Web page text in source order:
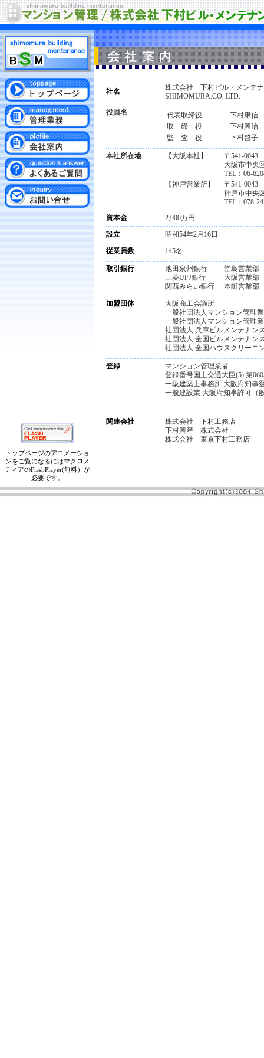
社名
株式会社 下村ビル・メンテ
SHIMOMURA.CO,.LTD.
役員名
代表取締役
下村康信
取 締 役
下村興治
監 査 役
下村啓子
本社所在地 【大阪本社】
〒541-0043
大阪市中央
TEL：06-
【神戸営業所】
〒541-0043
神戸市中央
TEL：078-
資本金
2,000万円
設立
昭和54年2月16日
従業員数
145名
取引銀行
池田泉州銀行
三菱UFJ銀行
関西みらい銀行
堂島営業部
大阪営業部
本町営業部
加盟団体
大阪商工会議所
一般社団法人マンション管理
一般社団法人マンション管理
社団法人 兵庫ビルメンテナン
社団法人 全国ビルメンテナン
社団法人 全国ハウスクリーニ
登録
マンション管理業者
登録番号国土交通大臣(5) 第
一級建築士事務所 大阪府知事
一般建設業 大阪府知事許可（
関連会社
株式会社 下村工務店
下村興産 株式会社
株式会社 東京下村工務店
トップページのアニメーショ
ンをご覧になるにはマクロメ
ディアのFlashPlayer(無料）が
必要です。